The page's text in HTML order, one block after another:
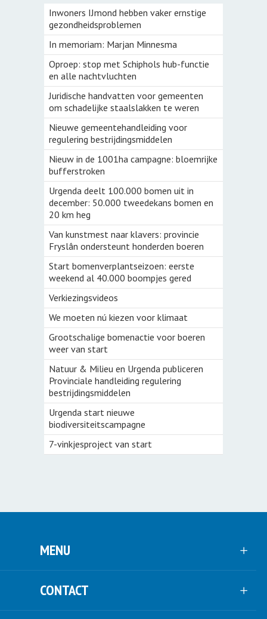
Inwoners IJmond hebben vaker ernstige
gezondheidsproblemen
In memoriam: Marjan Minnesma
Oproep: stop met Schiphols hub-functie
en alle nachtvluchten
Juridische handvatten voor gemeenten
om schadelijke staalslakken te weren
Nieuwe gemeentehandleiding voor
regulering bestrijdingsmiddelen
Nieuw in de 1001ha campagne: bloemrijke
bufferstroken
Urgenda deelt 100.000 bomen uit in
december: 50.000 tweedekans bomen en
20 km heg
Van kunstmest naar klavers: provincie
Fryslân ondersteunt honderden boeren
Start bomenverplantseizoen: eerste
weekend al 40.000 boompjes gered
Verkiezingsvideos
We moeten nú kiezen voor klimaat
Grootschalige bomenactie voor boeren
weer van start
Natuur & Milieu en Urgenda publiceren
Provinciale handleiding regulering
bestrijdingsmiddelen
Urgenda start nieuwe
biodiversiteitscampagne
7-vinkjesproject van start
MENU
CONTACT